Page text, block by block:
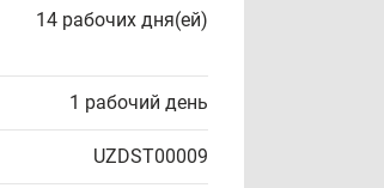
14 рабочих дня(ей)
1 рабочий день
UZDST00009